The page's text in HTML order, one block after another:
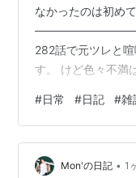
なかったのは初め
282話で元ツレと
す。 けど色々不満
けっぱなし ③会っ
との会話が適当 例
お互い確認しあっ
向転換する、など
#日常 #日記 #雑
Mon'の日記 • 1